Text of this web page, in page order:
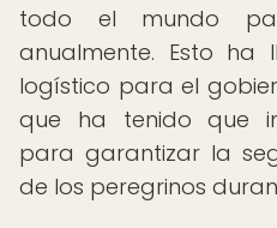
todo el mundo
anualmente. Esto
logístico para el
que ha tenido que
para garantizar la
de los peregrinos